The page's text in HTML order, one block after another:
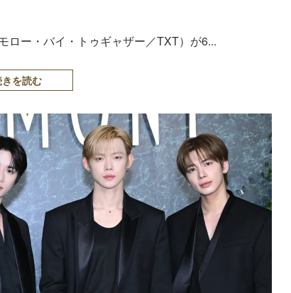
ロー・バイ・トゥギャザー／TXT）が6...
を読む